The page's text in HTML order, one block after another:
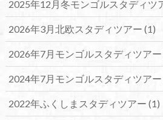
2025年12月冬モンゴルスタディツ
2026年3月北欧スタディツアー (1)
2026年7月モンゴルスタディツアー
2024年7月モンゴルスタディツアー
2022年ふくしまスタディツアー (1)